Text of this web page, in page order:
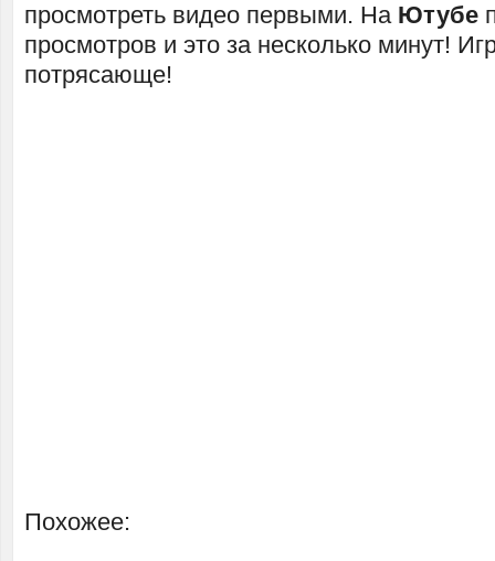
просмотреть видео первыми. На Ютубе
просмотров и это за несколько минут!
потрясающе!
Похожее: